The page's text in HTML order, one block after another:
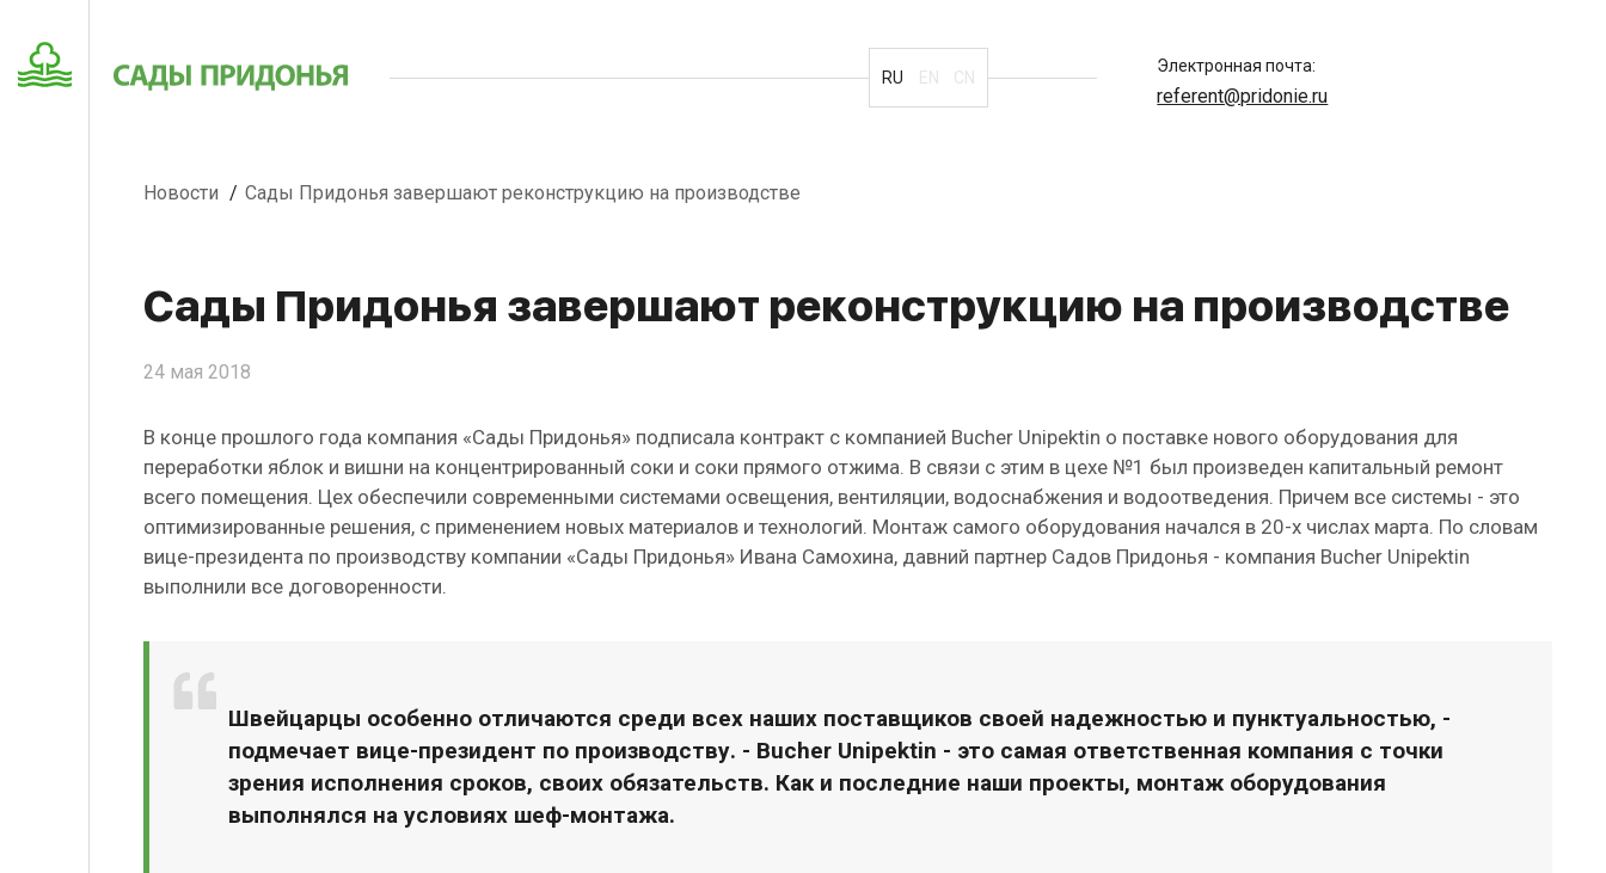
RU EN CN
Электронная почта:
referent@pridonie.ru
Новости Сады Придонья завершают реконструкцию на производстве
Сады Придонья завершают реконструкцию на производстве
24 мая 2018
В конце прошлого года компания «Сады Придонья» подписала контракт с компанией Bucher Unipektin о поставке нового оборудования для
переработки яблок и вишни на концентрированный соки и соки прямого отжима. В связи с этим в цехе №1 был произведен капитальный ремонт
всего помещения. Цех обеспечили современными системами освещения, вентиляции, водоснабжения и водоотведения. Причем все системы - это
оптимизированные решения, с применением новых материалов и технологий. Монтаж самого оборудования начался в 20-х числах марта. По словам
вице-президента по производству компании «Сады Придонья» Ивана Самохина, давний партнер Садов Придонья - компания Bucher Unipektin
выполнили все договоренности.
Швейцарцы особенно отличаются среди всех наших поставщиков своей надежностью и пунктуальностью, -
подмечает вице-президент по производству. - Bucher Unipektin - это самая ответственная компания с точки
зрения исполнения сроков, своих обязательств. Как и последние наши проекты, монтаж оборудования
выполнялся на условиях шеф-монтажа.